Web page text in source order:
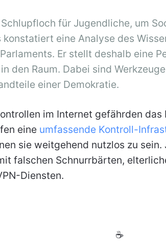
für Jugendliche, um
konstatiert eine Analyse des
Er stellt deshalb eine
den Raum. Dabei sind
einer Demokratie.
im Internet gefährden das
eine umfassende Kontroll-
sie weitgehend nutzlos zu
falschen Schnurrbärten,
Diensten.
☕